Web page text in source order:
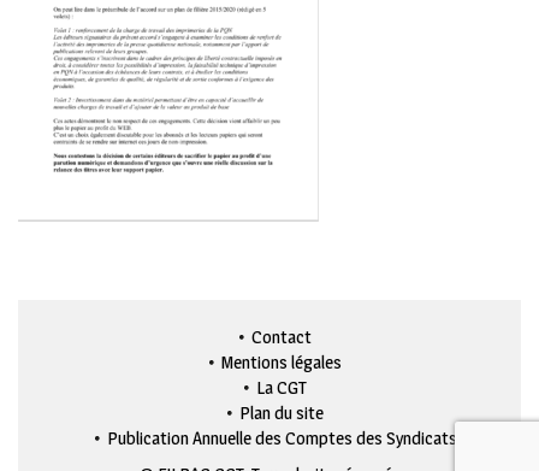
Contact
Mentions légales
La CGT
Plan du site
Publication Annuelle des Comptes des Syndicats